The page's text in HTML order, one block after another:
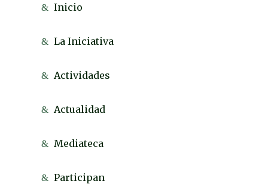
Inicio
La Iniciativa
Actividades
Actualidad
Mediateca
Participan